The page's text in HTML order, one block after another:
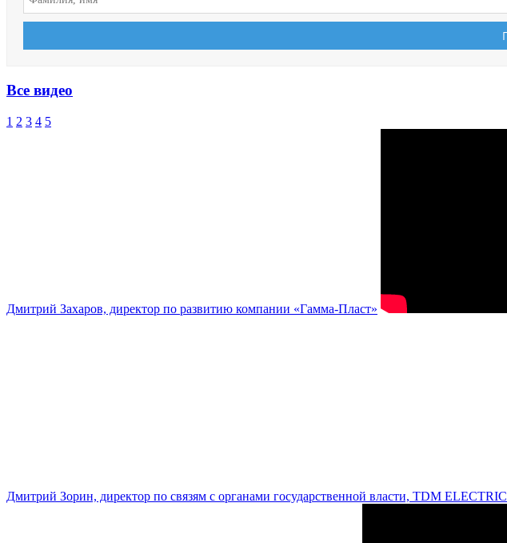
Все видео
1 2 3 4 5
Дмитрий Захаров, директор по развитию компании «Гамма-Пласт»
Дмитрий Зорин, директор по связям с органами государственной власти, TDM ELECTRIC